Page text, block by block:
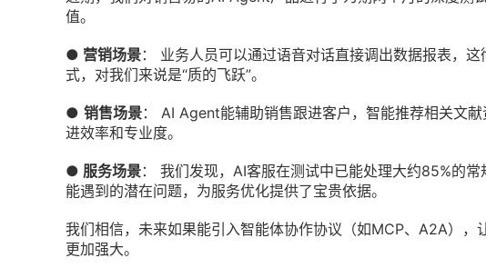
值。
● 营销场景： 业务人员可以通过语音对话直接调出数据报表，
式，对我们来说是“质的飞跃”。
● 销售场景： AI Agent能辅助销售跟进客户，智能推荐相关文
进效率和专业度。
● 服务场景： 我们发现，AI客服在测试中已能处理大约85%的
能遇到的潜在问题，为服务优化提供了宝贵依据。
我们相信，未来如果能引入智能体协作协议（如MCP、A2A）
更加强大。